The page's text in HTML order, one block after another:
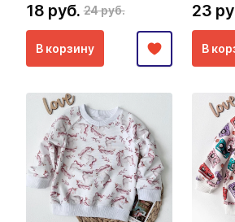
18 руб. 24 руб.
В корзину
23
В